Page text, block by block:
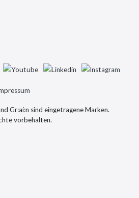
Gr:ai:n sind eingetragene Marken.
vorbehalten.